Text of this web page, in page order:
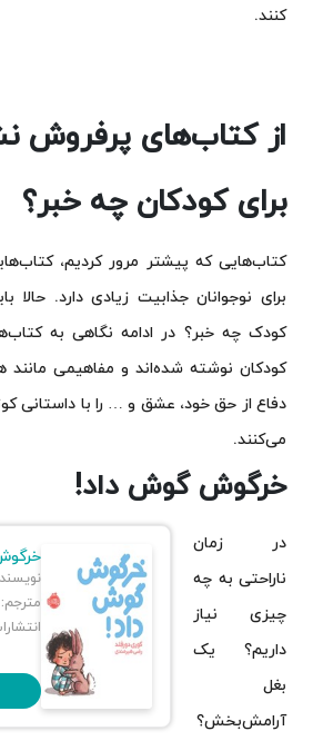
کنند.
از کتاب‌های پرفروش
برای کودکان چه خبر؟
کتاب‌هایی که پیشتر مرور کردیم،
برای نوجوانان جذابیت زیادی دارد. حالا
کودک چه خبر؟ در ادامه نگاهی به
کودکان نوشته شده‌اند و مفاهیمی مانند
دفاع از حق خود، عشق و … را با داستانی
می‌کنند.
خرگوش گوش داد!
مترجم:
در زمان
ناراحتی به چه
چیزی نیاز
داریم؟ یک
بغل
آرامش‌بخش؟